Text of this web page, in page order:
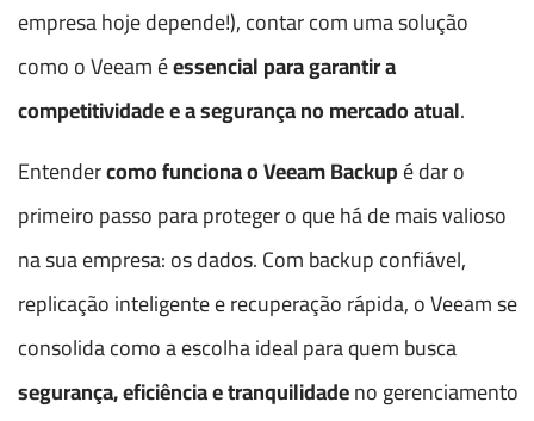
empresa hoje depende!), contar com uma solução
como o Veeam éessencial para garantir a
competitividade e a segurança no mercado atual.
Entendercomo funciona o Veeam Backupé dar o
primeiro passo para proteger o que há de mais valioso
na sua empresa: os dados. Com backup confiável,
replicação inteligente e recuperação rápida, o Veeam se
consolida como a escolha ideal para quem busca
segurança, eficiência e tranquilidadeno gerenciamento